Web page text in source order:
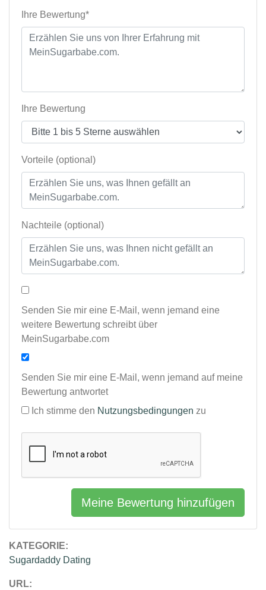
KATEGORIE:
Sugardaddy Dating
URL:
Ihre Bewertung*
Ihre Bewertung
Vorteile (optional)
Nachteile (optional)
Senden Sie mir eine E-Mail, wenn jemand eine
weitere Bewertung schreibt über
MeinSugarbabe.com
Senden Sie mir eine E-Mail, wenn jemand auf meine
Bewertung antwortet
Ich stimme den Nutzungsbedingungen zu
Meine Bewertung hinzufügen